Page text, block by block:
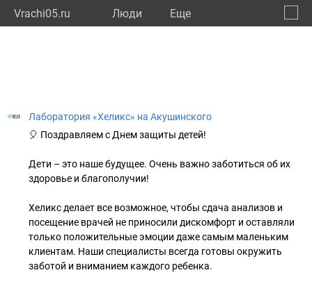
Vrachi05.ru Люди Eще
Лаборатория «Хеликс» на Акушинского
🎈 Поздравляем с Днем защиты детей!
Дети – это наше будущее. Очень важно заботиться об их
здоровье и благополучии!
Хеликс делает все возможное, чтобы сдача анализов и
посещение врачей не приносили дискомфорт и оставляли
только положительные эмоции даже самым маленьким
клиентам. Наши специалисты всегда готовы окружить
заботой и вниманием каждого ребенка.